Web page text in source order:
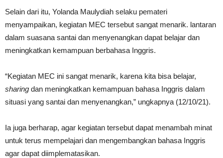
Selain dari itu, Yolanda Maulydiah selaku pemateri
menyampaikan, kegiatan MEC tersebut sangat menarik. lantaran
dalam suasana santai dan menyenangkan dapat belajar dan
meningkatkan kemampuan berbahasa Inggris.
“Kegiatan MEC ini sangat menarik, karena kita bisa belajar,
sharing dan meningkatkan kemampuan bahasa Inggris dalam
situasi yang santai dan menyenangkan,” ungkapnya (12/10/21).
Ia juga berharap, agar kegiatan tersebut dapat menambah minat
untuk terus mempelajari dan mengembangkan bahasa Inggris
agar dapat diimplematasikan.